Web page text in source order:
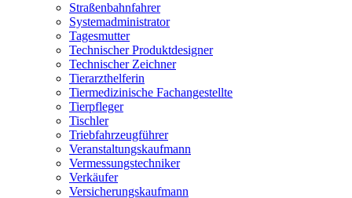
Straßenbahnfahrer
Systemadministrator
Tagesmutter
Technischer Produktdesigner
Technischer Zeichner
Tierarzthelferin
Tiermedizinische Fachangestellte
Tierpfleger
Tischler
Triebfahrzeugführer
Veranstaltungskaufmann
Vermessungstechniker
Verkäufer
Versicherungskaufmann